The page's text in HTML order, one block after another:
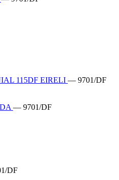
115DF EIRELI — 9701/DF
— 9701/DF
DF